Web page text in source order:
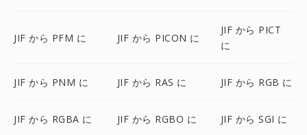
JIF から PFM に JIF から PICON に
JIF から PICT
に
JIF から PNM に JIF から RAS に JIF から RGB に
JIF から RGBA に JIF から RGBO に JIF から SGI に